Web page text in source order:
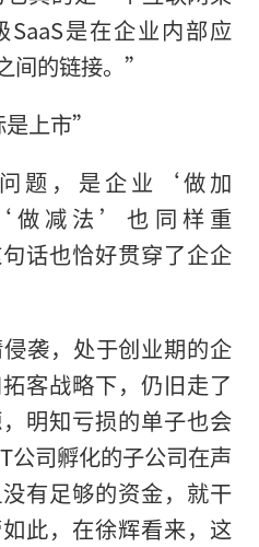
是在企业内部应
间的链接。”
上市”
题，是企业‘做加
减法’也同样重
话也恰好贯穿了企企
袭，处于创业期的企
客战略下，仍旧走了
明知亏损的单子也会
公司孵化的子公司在声
有足够的资金，就干
此，在徐辉看来，这